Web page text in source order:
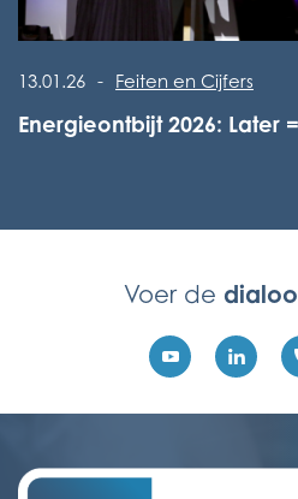
Lees het volledige bericht
Energieontbijt 2026: Later
13.01.26 - Feiten en Cijfers
Voer de